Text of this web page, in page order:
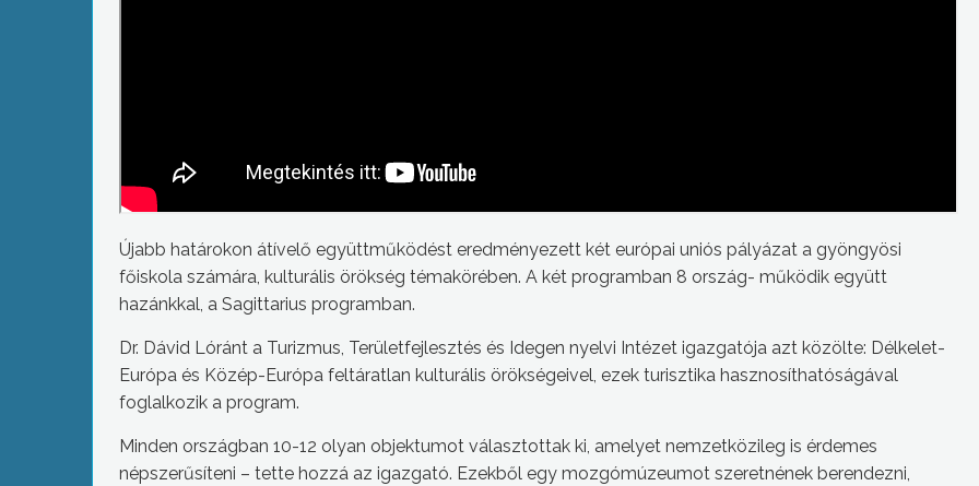
Újabb határokon átívelő együttműködést eredményezett két európai uniós pályázat a gyöngyösi
főiskola számára, kulturális örökség témakörében. A két programban 8 ország- működik együtt
hazánkkal, a Sagittarius programban.
Dr. Dávid Lóránt a Turizmus, Területfejlesztés és Idegen nyelvi Intézet igazgatója azt közölte: Délkelet-
Európa és Közép-Európa feltáratlan kulturális örökségeivel, ezek turisztika hasznosíthatóságával
foglalkozik a program.
Minden országban 10-12 olyan objektumot választottak ki, amelyet nemzetközileg is érdemes
népszerűsíteni – tette hozzá az igazgató. Ezekből egy mozgómúzeumot szeretnének berendezni,